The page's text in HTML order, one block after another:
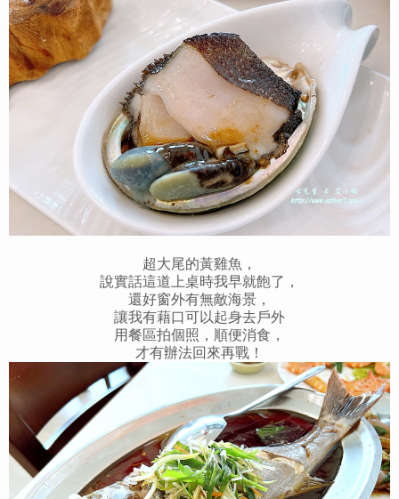
超大尾的黃雞魚，
說實話這道上桌時我早就飽了，
還好窗外有無敵海景，
讓我有藉口可以起身去戶外
用餐區拍個照，順便消食，
才有辦法回來再戰！